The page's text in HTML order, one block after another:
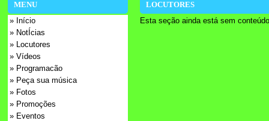
MENU
» Início
» NotÍcias
» Locutores
» Vídeos
» Programacão
» Peça sua música
» Fotos
» Promoções
» Eventos
LOCUTORES
Esta seção ainda está sem